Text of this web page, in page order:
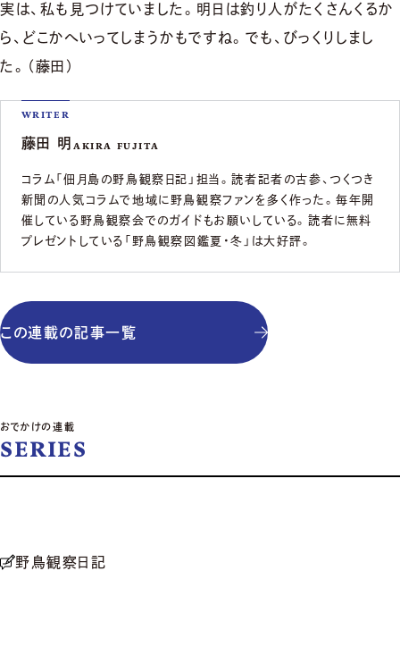
実は、私も見つけていました。明日は釣り人がたくさんくるか
ら、どこかへいってしまうかもですね。でも、びっくりしまし
た。（藤田）
WRITER
藤田 明 AKIRA FUJITA
コラム「佃月島の野鳥観察日記」担当。読者記者の古参、つくつき
新聞の人気コラムで地域に野鳥観察ファンを多く作った。毎年開
催している野鳥観察会でのガイドもお願いしている。読者に無料
プレゼントしている「野鳥観察図鑑夏・冬」は大好評。
この連載の記事一覧
おでかけの連載
SERIES
野鳥観察日記